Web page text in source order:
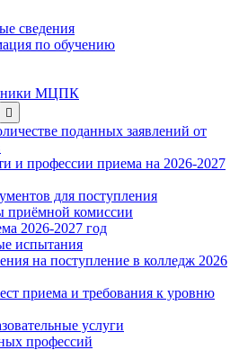
сведения
по обучению
МЦПК
Show
sub
menu
поданных заявлений от
и профессии приема на 2026-2027
для поступления
приёмной комиссии
2026-2027 год
испытания
на поступление в колледж 2026
приема и требования к уровню
услуги
профессий